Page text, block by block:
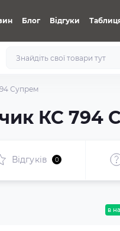
Блог Відгуки
Супрем
КС 794
Відгуків 0
в